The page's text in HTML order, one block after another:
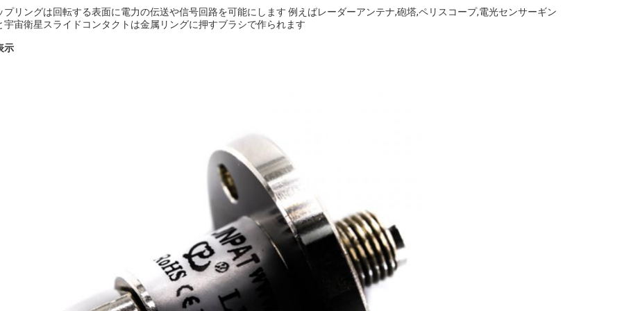
プリングは回転する表面に電力の伝送や信号回路を可能にします 例えばレーダーアンテナ,砲塔,ペリスコープ,電光センサーギン
宇宙衛星スライドコンタクトは金属リングに押すブラシで作られます
示